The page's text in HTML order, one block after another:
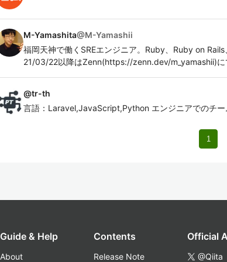
M-Yamashita@M-Yamashii
福岡天神で働くSREエンジニア。Ruby、Ruby on
21/03/22以降はZenn(https://zenn.dev/m_yamashii)に
@tr-th
言語：Laravel,JavaScript,Python エンジニアでのチ
1
Guide & Help
About
Contents
Release Note
Official
@Qiita